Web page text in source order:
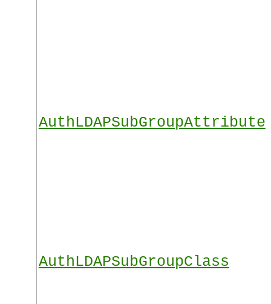
AuthLDAPSubGroupAttribute
AuthLDAPSubGroupClass